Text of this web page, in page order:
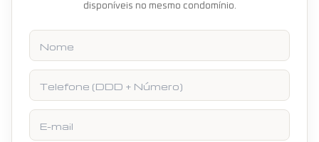
disponíveis no mesmo condomínio.
Nome
Telefone
E-mail